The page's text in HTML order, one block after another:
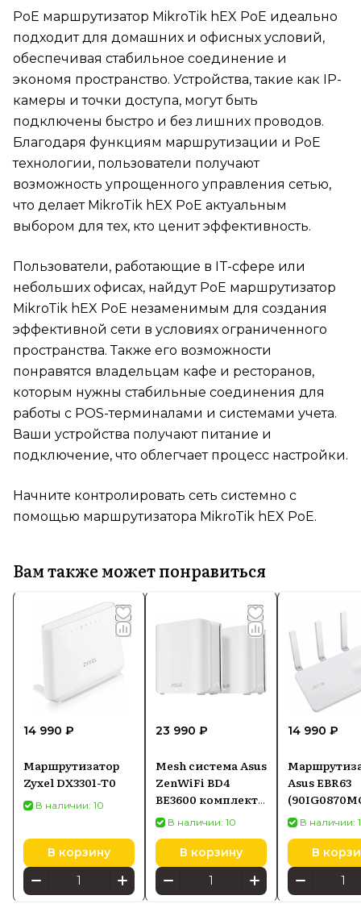
PoE маршрутизатор MikroTik hEX PoE идеально
подходит для домашних и офисных условий,
обеспечивая стабильное соединение и
экономя пространство. Устройства, такие как IP-
камеры и точки доступа, могут быть
подключены быстро и без лишних проводов.
Благодаря функциям маршрутизации и PoE
технологии, пользователи получают
возможность упрощенного управления сетью,
что делает MikroTik hEX PoE актуальным
выбором для тех, кто ценит эффективность.
Пользователи, работающие в IT-сфере или
небольших офисах, найдут PoE маршрутизатор
MikroTik hEX PoE незаменимым для создания
эффективной сети в условиях ограниченного
пространства. Также его возможности
понравятся владельцам кафе и ресторанов,
которым нужны стабильные соединения для
работы с POS-терминалами и системами учета.
Ваши устройства получают питание и
подключение, что облегчает процесс настройки.
Начните контролировать сеть системно с
помощью маршрутизатора MikroTik hEX PoE.
Вам также может понравиться
14 990 ₽
Маршрутизатор
Zyxel DX3301-T0
В наличии: 10
В корзину
23 990 ₽
Mesh система Asus
ZenWiFi BD4
BE3600 комплект 2
шт белый
В наличии: 10
В корзину
14 990 ₽
Asus EBR63
В наличии:
В